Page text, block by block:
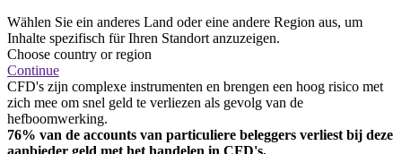
Wählen Sie ein anderes Land oder eine andere Region aus, um
Inhalte spezifisch für Ihren Standort anzuzeigen.
Choose country or region
Continue
CFD's zijn complexe instrumenten en brengen een hoog risico met
zich mee om snel geld te verliezen als gevolg van de
hefboomwerking.
76% van de accounts van particuliere beleggers verliest bij deze
aanbieder geld met het handelen in CFD's.